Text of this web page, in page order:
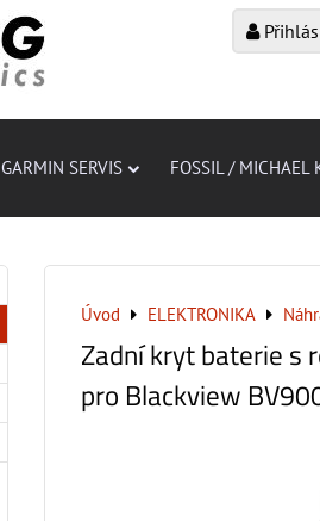
GARMIN SERVIS FOSSIL / MICHAEL
Úvod ELEKTRONIKA
Zadní kryt baterie s
pro Blackview